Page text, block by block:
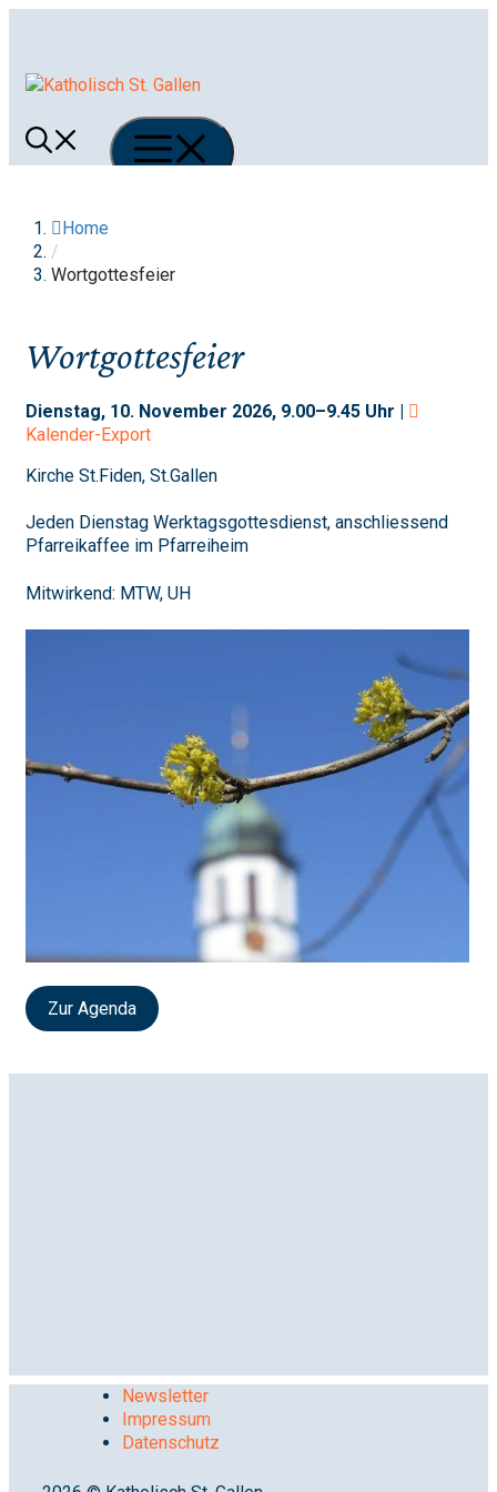
Menü
Home
/
Wortgottesfeier
Wortgottesfeier
Dienstag, 10. November 2026, 9.00–9.45 Uhr |
Kalender-Export
Kirche St.Fiden, St.Gallen
Jeden Dienstag Werktagsgottesdienst, anschliessend
Pfarreikaffee im Pfarreiheim
Mitwirkend: MTW, UH
Zur Agenda
Newsletter
Impressum
Datenschutz